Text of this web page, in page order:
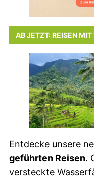
AB JETZT: REISEN
Entdecke unsere
geführten Reisen.
versteckte